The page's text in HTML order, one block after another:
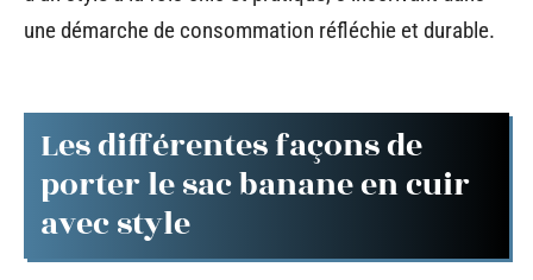
une démarche de consommation réfléchie et durable.
Les différentes façons de
porter le sac banane en cuir
avec style